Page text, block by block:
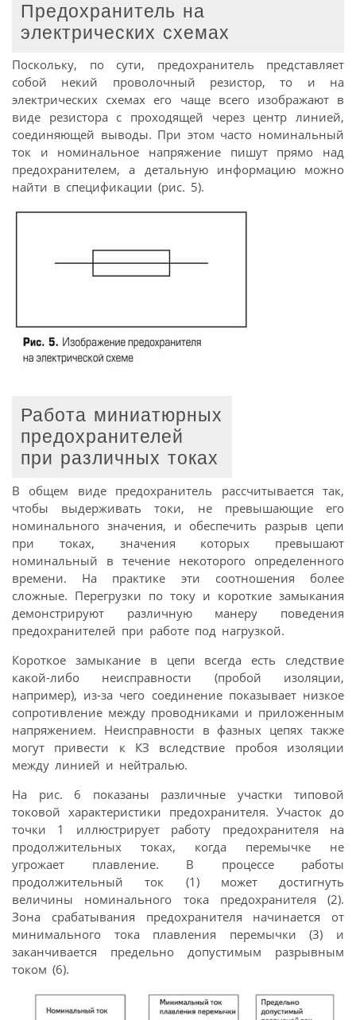
Предохранитель на
электрических схемах
Поскольку, по сути, предохранитель представляет
собой некий проволочный резистор, то и на
электрических схемах его чаще всего изображают в
виде резистора с проходящей через центр линией,
соединяющей выводы. При этом часто номинальный
ток и номинальное напряжение пишут прямо над
предохранителем, а детальную информацию можно
найти в спецификации (рис. 5).
Работа миниатюрных
предохранителей
при различных токах
В общем виде предохранитель рассчитывается так,
чтобы выдерживать токи, не превышающие его
номинального значения, и обеспечить разрыв цепи
при токах, значения которых превышают
номинальный в течение некоторого определенного
времени. На практике эти соотношения более
сложные. Перегрузки по току и короткие замыкания
демонстрируют различную манеру поведения
предохранителей при работе под нагрузкой.
Короткое замыкание в цепи всегда есть следствие
какой-либо неисправности (пробой изоляции,
например), из-за чего соединение показывает низкое
сопротивление между проводниками и приложенным
напряжением. Неисправности в фазных цепях также
могут привести к КЗ вследствие пробоя изоляции
между линией и нейтралью.
На рис. 6 показаны различные участки типовой
токовой характеристики предохранителя. Участок до
точки 1 иллюстрирует работу предохранителя на
продолжительных токах, когда перемычке не
угрожает плавление. В процессе работы
продолжительный ток (1) может достигнуть
величины номинального тока предохранителя (2).
Зона срабатывания предохранителя начинается от
минимального тока плавления перемычки (3) и
заканчивается предельно допустимым разрывным
током (6).